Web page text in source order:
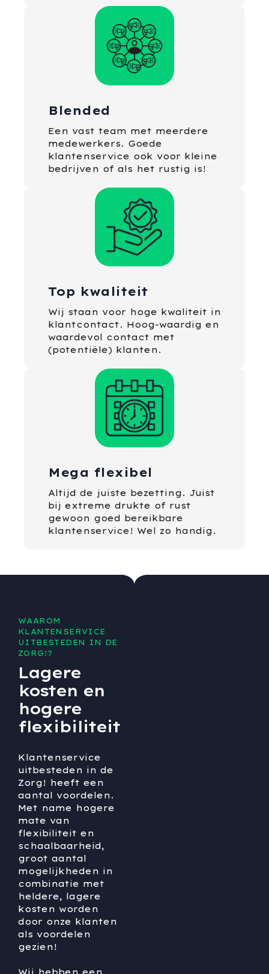
Blended
Een vast team met meerdere
medewerkers. Goede
klantenservice ook voor kleine
bedrijven of als het rustig is!
Top kwaliteit
Wij staan voor hoge kwaliteit in
klantcontact. Hoog-waardig en
waardevol contact met
(potentiële) klanten.
Mega flexibel
Altijd de juiste bezetting. Juist
bij extreme drukte of rust
gewoon goed bereikbare
klantenservice! Wel zo handig.
WAAROM
KLANTENSERVICE
UITBESTEDEN IN DE
ZORG!?
Lagere
kosten en
hogere
flexibiliteit
Klantenservice
uitbesteden in de
Zorg! heeft een
aantal voordelen.
Met name hogere
mate van
flexibiliteit en
schaalbaarheid,
groot aantal
mogelijkheden in
combinatie met
heldere, lagere
kosten worden
door onze klanten
als voordelen
gezien!